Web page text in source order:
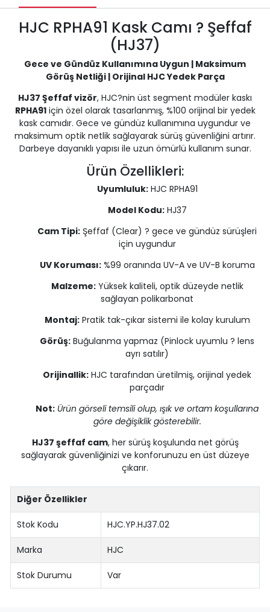
HJC RPHA91 Kask Camı ? Şeffaf
(HJ37)
Gece ve Gündüz Kullanımına Uygun | Maksimum
Görüş Netliği | Orijinal HJC Yedek Parça
HJ37 Şeffaf vizör, HJC?nin üst segment modüler kaskı
RPHA91için özel olarak tasarlanmış, %100 orijinal bir yedek
kask camıdır. Gece ve gündüz kullanımına uygundur ve
maksimum optik netlik sağlayarak sürüş güvenliğini artırır.
Darbeye dayanıklı yapısı ile uzun ömürlü kullanım sunar.
Ürün Özellikleri:
Uyumluluk:HJC RPHA91
Model Kodu:HJ37
Cam Tipi: Şeffaf (Clear) ? gece ve gündüz sürüşleri
için uygundur
UV Koruması:%99 oranında UV-A ve UV-B koruma
Malzeme:Yüksek kaliteli, optik düzeyde netlik
sağlayan polikarbonat
Montaj:Pratik tak-çıkar sistemi ile kolay kurulum
Görüş: Buğulanma yapmaz (Pinlock uyumlu ? lens
ayrı satılır)
Orijinallik: HJC tarafından üretilmiş, orijinal yedek
parçadır
Not: Ürün görseli temsili olup, ışık ve ortam koşullarına
göre değişiklik gösterebilir.
HJ37 şeffaf cam, her sürüş koşulunda net görüş
sağlayarak güvenliğinizi ve konforunuzu en üst düzeye
çıkarır.
Diğer Özellikler
Stok Kodu HJC.YP.HJ37.02
Marka HJC
Stok Durumu Var